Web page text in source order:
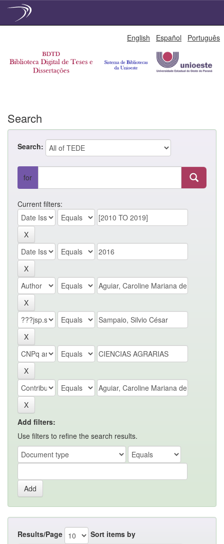
English Español Português
Search
Search:
for
Current filters:
Add filters:
Use filters to refine the search results.
Results/Page Sort items by